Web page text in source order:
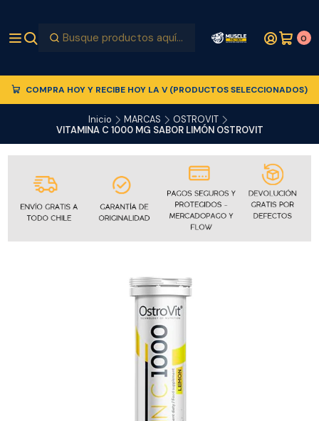
0
COMPRA HOY Y RECIBE HOY LA V (PRODUCTOS SELECCIONADOS)
Inicio MARCAS
OSTROVIT
VITAMINA C 1000 MG SABOR LIMÓN OSTROVIT